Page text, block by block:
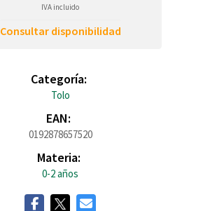
IVA incluido
Consultar disponibilidad
Categoría:
Tolo
EAN:
0192878657520
Materia:
0-2 años